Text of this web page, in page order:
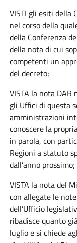
VISTI gli esiti della
nel corso della
della Conferenza
della nota di cui
competenti un
del decreto;
VISTA la nota
gli Uffici di questa
amministrazioni
conoscere la
in parola, con
Regioni a statuto
dall’anno prossimo;
VISTA la nota del
con allegate le
dell’Ufficio
ribadisce quanto
luglio e si chiede